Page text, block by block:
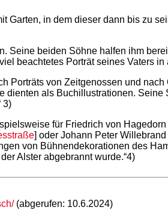
in dem dieser dann bis zu
Seine beiden Söhne halfen ihm
beachtetes Porträt seines Vaters
Porträts von Zeitgenossen und
dienten als Buchillustrationen.
3)
für Friedrich von
] oder Johann Peter
von Bühnendekorationen des
Alster abgebrannt wurde.“4)
(abgerufen: 10.6.2024)